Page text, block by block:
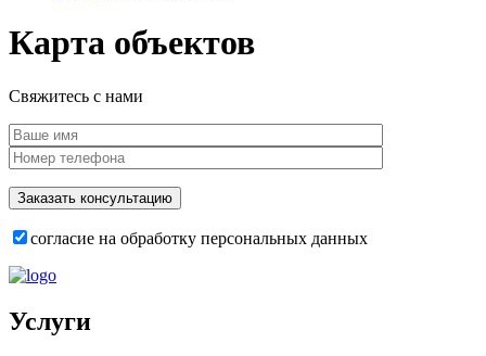
Карта объектов
Свяжитесь с нами
согласие на обработку персональных данных
Услуги